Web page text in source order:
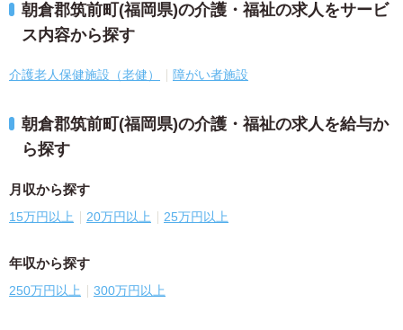
朝倉郡筑前町(福岡県)の介護・福祉の求人をサービ
ス内容から探す
介護老人保健施設（老健） 障がい者施設
朝倉郡筑前町(福岡県)の介護・福祉の求人を給与か
ら探す
月収から探す
15万円以上 20万円以上 25万円以上
年収から探す
250万円以上 300万円以上